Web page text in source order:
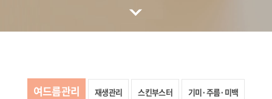
여드름관리 재생관리 스킨부스터 기미·주름·미백